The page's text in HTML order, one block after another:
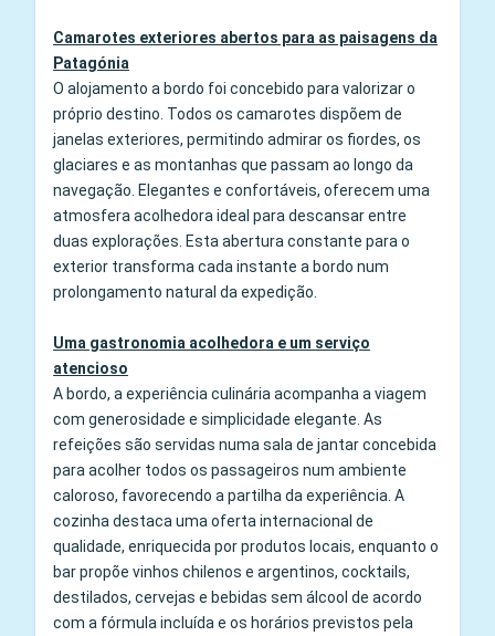
Camarotes exteriores abertos para as paisagens da
Patagónia
O alojamento a bordo foi concebido para valorizar o
próprio destino. Todos os camarotes dispõem de
janelas exteriores, permitindo admirar os fiordes, os
glaciares e as montanhas que passam ao longo da
navegação. Elegantes e confortáveis, oferecem uma
atmosfera acolhedora ideal para descansar entre
duas explorações. Esta abertura constante para o
exterior transforma cada instante a bordo num
prolongamento natural da expedição.
Uma gastronomia acolhedora e um serviço
atencioso
A bordo, a experiência culinária acompanha a viagem
com generosidade e simplicidade elegante. As
refeições são servidas numa sala de jantar concebida
para acolher todos os passageiros num ambiente
caloroso, favorecendo a partilha da experiência. A
cozinha destaca uma oferta internacional de
qualidade, enriquecida por produtos locais, enquanto o
bar propõe vinhos chilenos e argentinos, cocktails,
destilados, cervejas e bebidas sem álcool de acordo
com a fórmula incluída e os horários previstos pela